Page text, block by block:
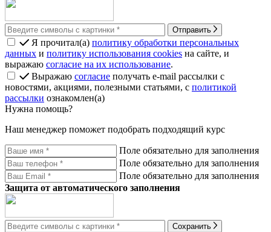
Отправить
Я прочитал(а) политику обработки персональных
данных и политику использования cookies на сайте, и
выражаю согласие на их использование.
Выражаю согласие получать e-mail рассылки с
новостями, акциями, полезными статьями, с политикой
рассылки ознакомлен(а)
Нужна помощь?
Наш менеджер поможет подобрать подходящий курс
Поле обязательно для заполнения
Поле обязательно для заполнения
Поле обязательно для заполнения
Защита от автоматического заполнения
Сохранить